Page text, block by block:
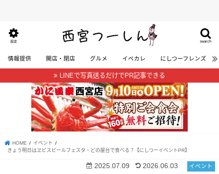
search
設定
情報提供 開店・閉店 グルメ イベカレ にしつーフレンズ
LINEで写真送るだけでPR記事できる
HOME
イベント
きょう明日はヱビスビールフェスタ。どの屋台で食べる？【にしつーイベントPR】
イベント
2025.07.09 2026.06.03